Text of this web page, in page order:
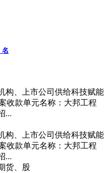
名
构、上市公司供给科技赋能
收款单元名称：大邦工程
...
构、上市公司供给科技赋能
收款单元名称：大邦工程
...
货、股